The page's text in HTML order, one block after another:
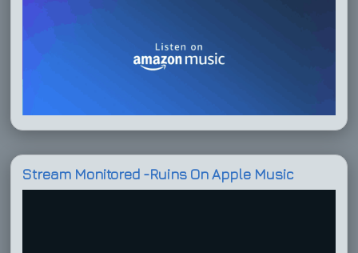
Stream Monitored -Ruins On Apple Music